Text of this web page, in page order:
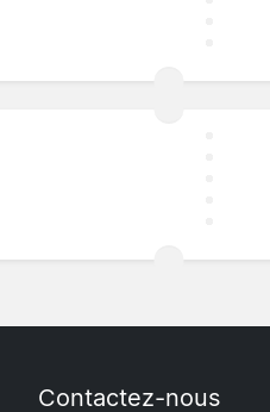
Contactez-nous